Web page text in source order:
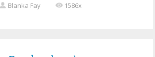
Blanka Fay
1586x